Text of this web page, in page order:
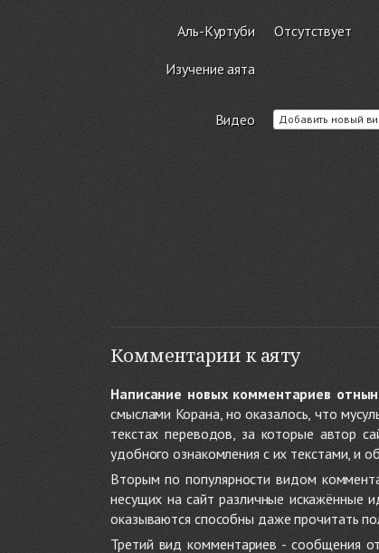
Аль-Куртуби Отсутствует
Изучение аята
Видео Добавить новый
Комментарии к аяту
Написание новых комментариев
смыслами Корана, но оказалось, что
текстах переводов, за которые автор
удобного ознакомления с их текстами, и
Вторым по популярности видом
несущих на сайт различные
оказываются способны даже прочитать
Третий вид комментариев - сообщения